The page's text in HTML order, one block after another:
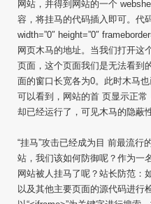
网站，并得到网站的一个
容，将挂马的代码插入即可。代
width=”0″ height=”0″
网页木马的地址。当我们打开这
页面，这个页面我们是无法看到
面的窗口长宽各为0。此时木马
可以看到，网站的首 页显示正
却已经运行了，可见木马的隐蔽
“挂马”攻击已经成为目 前最流行
站，我们该如何防御呢？作为一
网站被人挂马了呢？站长防范：
以及其他主要页面的源代码进行